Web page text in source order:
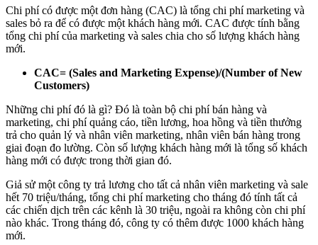
Chi phí có được một đơn hàng (CAC) là tổng chi phí marketing và
sales bỏ ra để có được một khách hàng mới. CAC được tính bằng
tổng chi phí của marketing và sales chia cho số lượng khách hàng
mới.
CAC= (Sales and Marketing Expense)/(Number of New
Customers)
Những chi phí đó là gì? Đó là toàn bộ chi phí bán hàng và
marketing, chi phí quảng cáo, tiền lương, hoa hồng và tiền thưởng
trả cho quản lý và nhân viên marketing, nhân viên bán hàng trong
giai đoạn đo lường. Còn số lượng khách hàng mới là tổng số khách
hàng mới có được trong thời gian đó.
Giả sử một công ty trả lương cho tất cả nhân viên marketing và sale
hết 70 triệu/tháng, tổng chi phí marketing cho tháng đó tính tất cả
các chiến dịch trên các kênh là 30 triệu, ngoài ra không còn chi phí
nào khác. Trong tháng đó, công ty có thêm được 1000 khách hàng
mới.